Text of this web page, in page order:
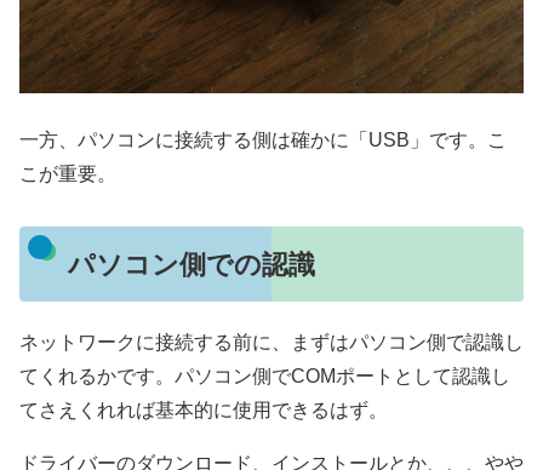
一方、パソコンに接続する側は確かに「USB」です。こ
こが重要。
パソコン側での認識
ネットワークに接続する前に、まずはパソコン側で認識し
てくれるかです。パソコン側でCOMポートとして認識し
てさえくれれば基本的に使用できるはず。
ドライバーのダウンロード、インストールとか、、、やや